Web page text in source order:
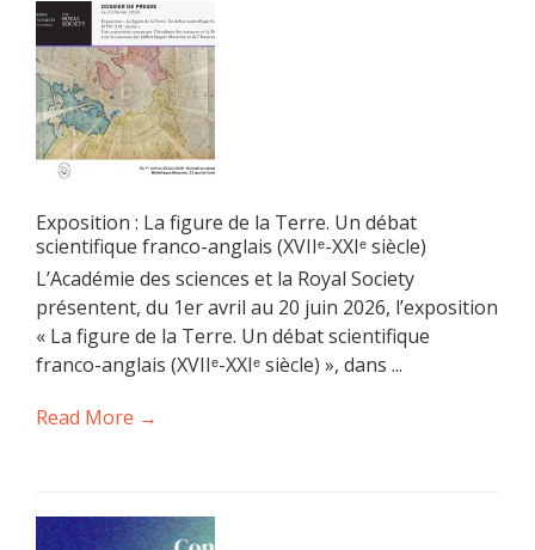
Exposition : La figure de la Terre. Un débat
scientifique franco-anglais (XVIIᵉ-XXIᵉ siècle)
L’Académie des sciences et la Royal Society
présentent, du 1er avril au 20 juin 2026, l’exposition
« La figure de la Terre. Un débat scientifique
franco-anglais (XVIIᵉ-XXIᵉ siècle) », dans ...
Read More →